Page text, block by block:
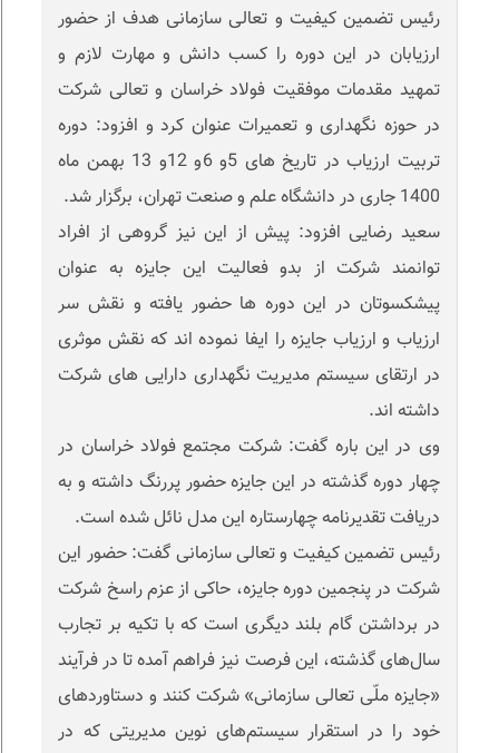
رئیس تضمین کیفیت و تعالی سازمانی هدف از حضور
ارزیابان در این دوره را کسب دانش و مهارت لازم و
تمهید مقدمات موفقیت فولاد خراسان و تعالی شرکت
در حوزه نگهداری و تعمیرات عنوان کرد و افزود: دوره
تربیت ارزیاب در تاریخ های 5و 6و 12و 13 بهمن ماه
1400 جاری در دانشگاه علم و صنعت تهران، برگزار شد.
سعید رضایی افزود: پیش از این نیز گروهی از افراد
توانمند شرکت از بدو فعالیت این جایزه به عنوان
پیشکسوتان در این دوره ها حضور یافته و نقش سر
ارزیاب و ارزیاب جایزه را ایفا نموده اند که نقش موثری
در ارتقای سیستم مدیریت نگهداری دارایی های شرکت
داشته اند.
وی در این باره گفت: شرکت مجتمع فولاد خراسان در
چهار دوره گذشته در این جایزه حضور پررنگ داشته و به
دریافت تقدیرنامه چهارستاره این مدل نائل شده است.
رئیس تضمین کیفیت و تعالی سازمانی گفت: حضور این
شرکت در پنجمین دوره جایزه، حاکی از عزم راسخ شرکت
در برداشتن گام بلند دیگری است که با تكیه بر تجارب
سال‌های گذشته، این فرصت نیز فراهم آمده تا در فرآیند
«جایزه ملّی تعالی سازمانی» شركت كنند و دستاوردهای
خود را در استقرار سیستم‌های نوین مدیریتی كه در